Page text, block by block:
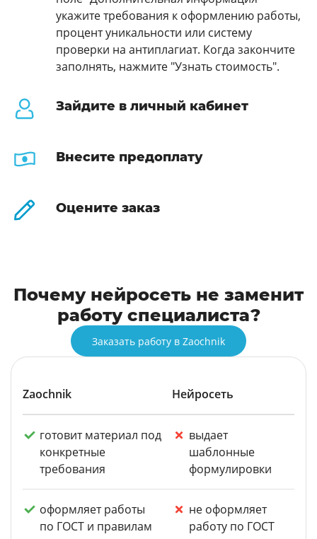
укажите требования к оформлению работы,
процент уникальности или систему
проверки на антиплагиат. Когда закончите
заполнять, нажмите "Узнать стоимость".
Зайдите в личный кабинет
Внесите предоплату
Оцените заказ
Почему нейросеть не заменит
работу специалиста?
Заказать работу в Zaochnik
Zaochnik Нейросеть
готовит материал под
конкретные
требования
выдает
шаблонные
формулировки
оформляет работы
по ГОСТ и правилам
не оформляет
работу по ГОСТ